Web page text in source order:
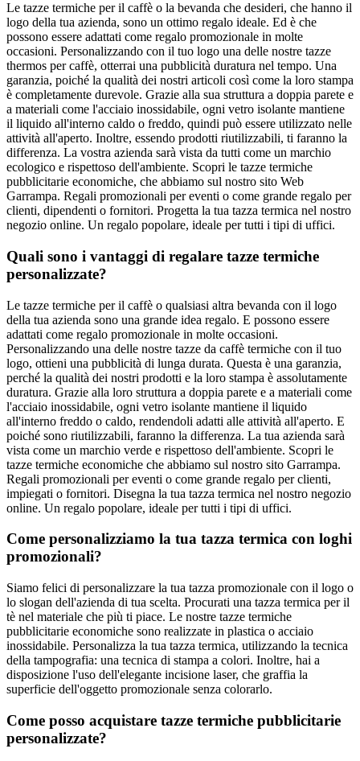
Le tazze termiche per il caffè o la bevanda che desideri, che hanno il
logo della tua azienda, sono un ottimo regalo ideale. Ed è che
possono essere adattati come regalo promozionale in molte
occasioni. Personalizzando con il tuo logo una delle nostre tazze
thermos per caffè, otterrai una pubblicità duratura nel tempo. Una
garanzia, poiché la qualità dei nostri articoli così come la loro stampa
è completamente durevole. Grazie alla sua struttura a doppia parete e
a materiali come l'acciaio inossidabile, ogni vetro isolante mantiene
il liquido all'interno caldo o freddo, quindi può essere utilizzato nelle
attività all'aperto. Inoltre, essendo prodotti riutilizzabili, ti faranno la
differenza. La vostra azienda sarà vista da tutti come un marchio
ecologico e rispettoso dell'ambiente. Scopri le tazze termiche
pubblicitarie economiche, che abbiamo sul nostro sito Web
Garrampa. Regali promozionali per eventi o come grande regalo per
clienti, dipendenti o fornitori. Progetta la tua tazza termica nel nostro
negozio online. Un regalo popolare, ideale per tutti i tipi di uffici.
Quali sono i vantaggi di regalare tazze termiche
personalizzate?
Le tazze termiche per il caffè o qualsiasi altra bevanda con il logo
della tua azienda sono una grande idea regalo. E possono essere
adattati come regalo promozionale in molte occasioni.
Personalizzando una delle nostre tazze da caffè termiche con il tuo
logo, ottieni una pubblicità di lunga durata. Questa è una garanzia,
perché la qualità dei nostri prodotti e la loro stampa è assolutamente
duratura. Grazie alla loro struttura a doppia parete e a materiali come
l'acciaio inossidabile, ogni vetro isolante mantiene il liquido
all'interno freddo o caldo, rendendoli adatti alle attività all'aperto. E
poiché sono riutilizzabili, faranno la differenza. La tua azienda sarà
vista come un marchio verde e rispettoso dell'ambiente. Scopri le
tazze termiche economiche che abbiamo sul nostro sito Garrampa.
Regali promozionali per eventi o come grande regalo per clienti,
impiegati o fornitori. Disegna la tua tazza termica nel nostro negozio
online. Un regalo popolare, ideale per tutti i tipi di uffici.
Come personalizziamo la tua tazza termica con loghi
promozionali?
Siamo felici di personalizzare la tua tazza promozionale con il logo o
lo slogan dell'azienda di tua scelta. Procurati una tazza termica per il
tè nel materiale che più ti piace. Le nostre tazze termiche
pubblicitarie economiche sono realizzate in plastica o acciaio
inossidabile. Personalizza la tua tazza termica, utilizzando la tecnica
della tampografia: una tecnica di stampa a colori. Inoltre, hai a
disposizione l'uso dell'elegante incisione laser, che graffia la
superficie dell'oggetto promozionale senza colorarlo.
Come posso acquistare tazze termiche pubblicitarie
personalizzate?